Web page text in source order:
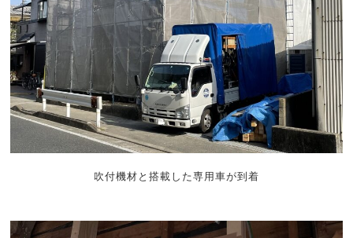
吹付機材と搭載した専用車が到着